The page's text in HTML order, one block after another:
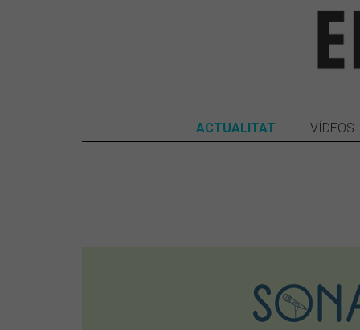
ACTUALITAT VÍDEOS